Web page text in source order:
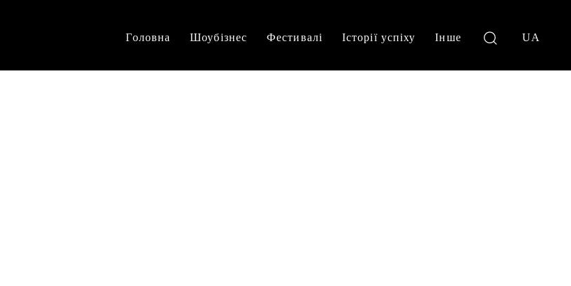
Головна Шоубізнес Фестивалі Історії успіху Інше UA